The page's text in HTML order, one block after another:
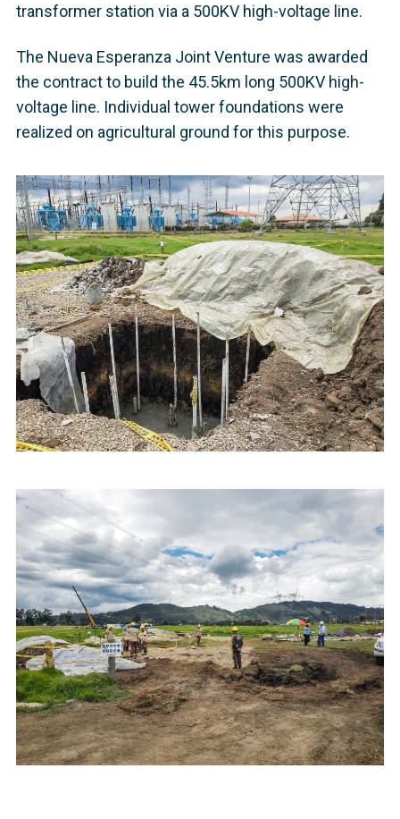
transformer station via a 500KV high-voltage line.
The Nueva Esperanza Joint Venture was awarded
the contract to build the 45.5km long 500KV high-
voltage line. Individual tower foundations were
realized on agricultural ground for this purpose.